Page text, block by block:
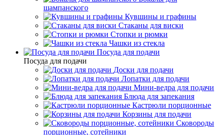
шампанского
Кувшины и графины
Стаканы для виски
Стопки и рюмки
Чашки из стекла
Посуда для подачи
Посуда для подачи
Доски для подачи
Лопатки для подачи
Мини-ведра для подачи
Блюда для запекания
Кастрюли порционные
Корзины для подачи
Сковороды
порционные, сотейники